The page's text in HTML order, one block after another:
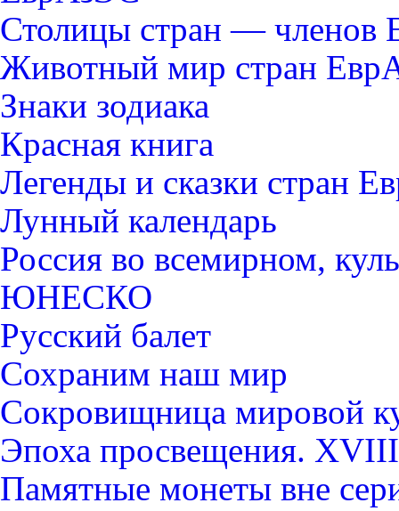
Столицы стран — членов
Животный мир стран
Знаки зодиака
Красная книга
Легенды и сказки стран
Лунный календарь
Россия во всемирном,
ЮНЕСКО
Русский балет
Сохраним наш мир
Сокровищница мировой
Эпоха просвещения.
Памятные монеты вне